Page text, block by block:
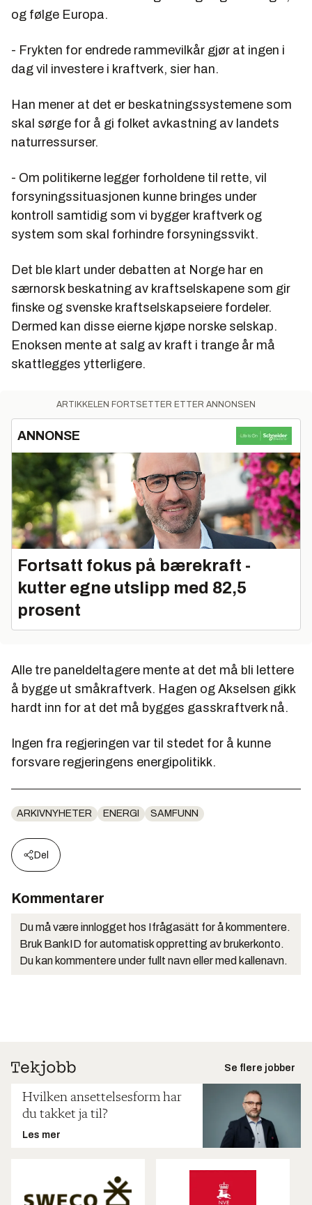
og følge Europa.
- Frykten for endrede rammevilkår gjør at ingen i
dag vil investere i kraftverk, sier han.
Han mener at det er beskatningssystemene som
skal sørge for å gi folket avkastning av landets
naturressurser.
- Om politikerne legger forholdene til rette, vil
forsyningssituasjonen kunne bringes under
kontroll samtidig som vi bygger kraftverk og
system som skal forhindre forsyningssvikt.
Det ble klart under debatten at Norge har en
særnorsk beskatning av kraftselskapene som gir
finske og svenske kraftselskapseiere fordeler.
Dermed kan disse eierne kjøpe norske selskap.
Enoksen mente at salg av kraft i trange år må
skattlegges ytterligere.
ARTIKKELEN FORTSETTER ETTER ANNONSEN
ANNONSE
Fortsatt fokus på bærekraft -
kutter egne utslipp med 82,5
prosent
Alle tre paneldeltagere mente at det må bli lettere
å bygge ut småkraftverk. Hagen og Akselsen gikk
hardt inn for at det må bygges gasskraftverk nå.
Ingen fra regjeringen var til stedet for å kunne
forsvare regjeringens energipolitikk.
ARKIVNYHETER ENERGI SAMFUNN
Del
Kommentarer
Du må være innlogget hos Ifrågasätt for å kommentere.
Bruk BankID for automatisk oppretting av brukerkonto.
Du kan kommentere under fullt navn eller med kallenavn.
Se flere jobber
Hvilken ansettelsesform har
du takket ja til?
Les mer